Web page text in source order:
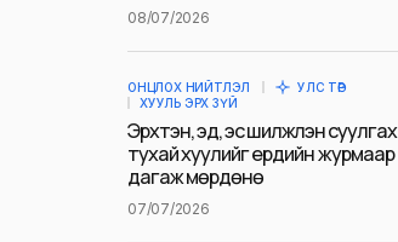
08/07/2026
ОНЦЛОХ НИЙТЛЭЛ
УЛС ТӨР
ХУУЛЬ ЭРХ ЗҮЙ
Эрхтэн, эд, эс шилжүүлэн суулгах
тухай хуулийг ердийн журмаар
дагаж мөрдөнө
07/07/2026